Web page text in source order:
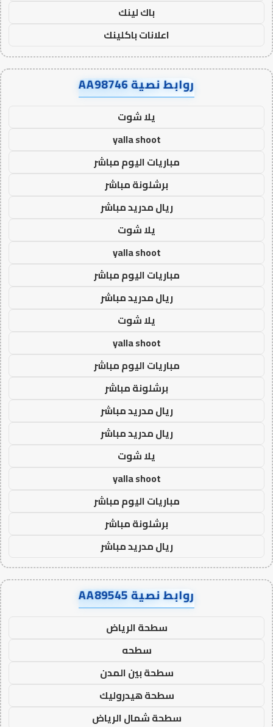
باك لينك
اعلانات باكلينك
روابط نصية AA98746
يلا شوت
yalla shoot
مباريات اليوم مباشر
برشلونة مباشر
ريال مدريد مباشر
يلا شوت
yalla shoot
مباريات اليوم مباشر
ريال مدريد مباشر
يلا شوت
yalla shoot
مباريات اليوم مباشر
برشلونة مباشر
ريال مدريد مباشر
ريال مدريد مباشر
يلا شوت
yalla shoot
مباريات اليوم مباشر
برشلونة مباشر
ريال مدريد مباشر
روابط نصية AA89545
سطحة الرياض
سطحه
سطحة بين المدن
سطحة هيدروليك
سطحة شمال الرياض